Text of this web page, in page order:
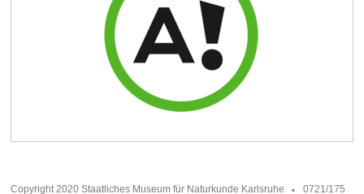
Copyright 2020 Staatliches Museum für Naturkunde Karlsruhe
0721/175